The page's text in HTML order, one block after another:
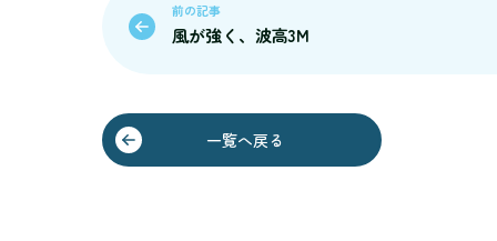
前の記事
風が強く、波高3M
一覧へ戻る